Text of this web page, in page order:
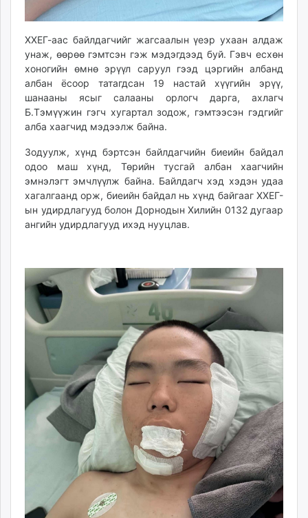
unuudur.mn
mglradio.com
fact.mn
itoim.mn
tumen.mn
shuum.mn
times.mn
tvmongolia.mn
mass.mn
unegui.mn
assa.mn
toim.mn
unread.today
ХХЕГ-аас байлдагчийг жагсаалын үеэр ухаан алдаж
унаж, өөрөө гэмтсэн гэж мэдэгдээд буй. Гэвч есхөн
хоногийн өмнө эрүүл саруул гээд цэргийн албанд
албан ёсоор татагдсан 19 настай хүүгийн эрүү,
шанааны ясыг салааны орлогч дарга, ахлагч
Б.Тэмүүжин гэгч хугартал зодож, гэмтээсэн гэдгийг
алба хаагчид мэдээлж байна.
Зодуулж, хүнд бэртсэн байлдагчийн биеийн байдал
одоо маш хүнд, Төрийн тусгай албан хаагчийн
эмнэлэгт эмчлүүлж байна. Байлдагч хэд хэдэн удаа
хагалгаанд орж, биеийн байдал нь хүнд байгааг ХХЕГ-
ын удирдлагууд болон Дорнодын Хилийн 0132 дугаар
ангийн удирдлагууд ихэд нууцлав.